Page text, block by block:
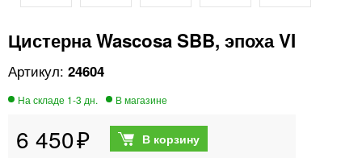
Цистерна Wascosa SBB, эпоха VI
24604
6 450